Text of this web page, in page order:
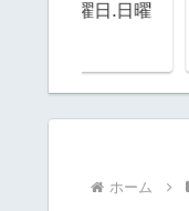
あまりにも
ゃごちゃ
金が入る
ってみたら
ホーム